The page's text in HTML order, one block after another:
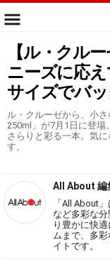
【ル・クル
ニーズに応
サイズでバ
ル・クルーゼから、小
250ml」が7月1日に登場
さらりと彩る一本。気
す。
All About 編
「All About
など多彩な
り豊かに快
ムまで、多
イトです。